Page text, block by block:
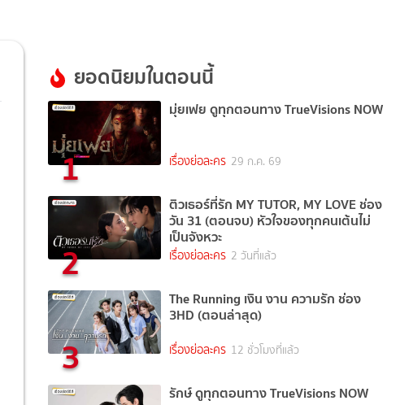
ยอดนิยมในตอนนี้
1
มุ่ยเฟย ดูทุกตอนทาง TrueVisions NOW
เรื่องย่อละคร 29 ก.ค. 69
2
ติวเธอร์ที่รัก MY TUTOR, MY LOVE ช่อง
วัน 31 (ตอนจบ) หัวใจของทุกคนเต้นไม่
เป็นจังหวะ
เรื่องย่อละคร 2 วันที่แล้ว
3
The Running เงิน งาน ความรัก ช่อง
3HD (ตอนล่าสุด)
เรื่องย่อละคร 12 ชั่วโมงที่แล้ว
รักษ์ ดูทุกตอนทาง TrueVisions NOW